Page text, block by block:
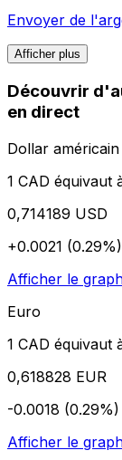
Envoyer de
Afficher plus
Découvrir
en direct
Dollar américain
1 CAD équivaut
0,714189 USD
+0.0021 (0.29%)
Afficher le
Euro
1 CAD équivaut
0,618828 EUR
-0.0018 (0.29%)
Afficher le